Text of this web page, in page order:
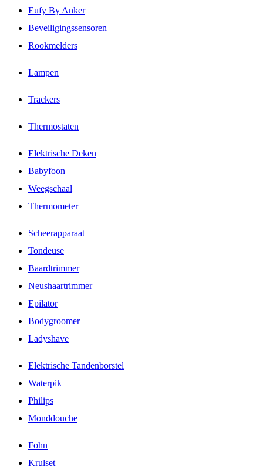
Eufy By Anker
Beveiligingssensoren
Rookmelders
Lampen
Trackers
Thermostaten
Elektrische Deken
Babyfoon
Weegschaal
Thermometer
Scheerapparaat
Tondeuse
Baardtrimmer
Neushaartrimmer
Epilator
Bodygroomer
Ladyshave
Elektrische Tandenborstel
Waterpik
Philips
Monddouche
Fohn
Krulset